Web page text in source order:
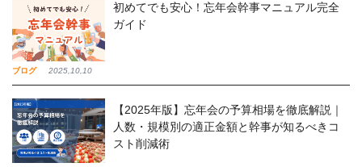
ブログ 2025,10,10
初めてでも安心！忘年会幹事マニュアル完全
ガイド
【2025年版】忘年会の予算相場を徹底解説｜
人数・規模別の適正金額と幹事が知るべきコ
スト削減術